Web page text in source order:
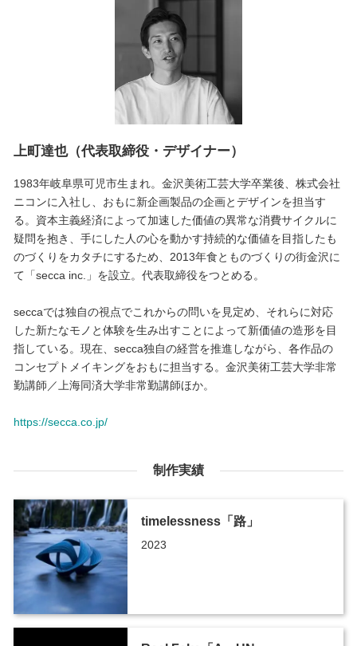
上町達也（代表取締役・デザイナー）
1983年岐阜県可児市生まれ。金沢美術工芸大学卒業後、株式会社
ニコンに入社し、おもに新企画製品の企画とデザインを担当す
る。資本主義経済によって加速した価値の異常な消費サイクルに
疑問を抱き、手にした人の心を動かす持続的な価値を目指したも
のづくりをカタチにするため、2013年食とものづくりの街金沢に
て「secca inc.」を設立。代表取締役をつとめる。
seccaでは独自の視点でこれからの問いを見定め、それらに対応
した新たなモノと体験を生み出すことによって新価値の造形を目
指している。現在、secca独自の経営を推進しながら、各作品の
コンセプトメイキングをおもに担当する。金沢美術工芸大学非常
勤講師／上海同済大学非常勤講師ほか。
https://secca.co.jp/
制作実績
timelessness「路」
2023